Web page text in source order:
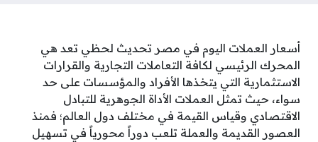
أسعار العملات اليوم في مصر تحديث لحظي تعد هي
المحرك الرئيسي لكافة التعاملات التجارية والقرارات
الاستثمارية التي يتخذها الأفراد والمؤسسات على حد
سواء، حيث تمثل العملات الأداة الجوهرية للتبادل
الاقتصادي وقياس القيمة في مختلف دول العالم؛ فمنذ
العصور القديمة والعملة تلعب دوراً محورياً في تسهيل